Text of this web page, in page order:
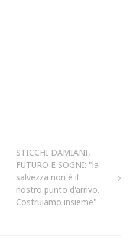
STICCHI DAMIANI,
FUTURO E SOGNI: "la
salvezza non è il
nostro punto d'arrivo.
Costruiamo insieme"